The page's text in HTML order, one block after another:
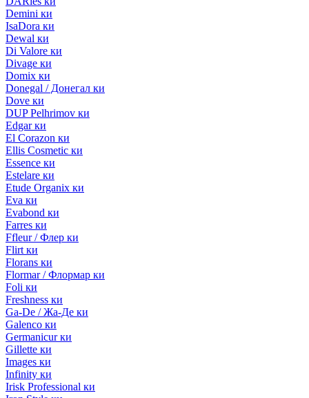
Demini ки
IsaDora ки
Dewal ки
Di Valore ки
Divage ки
Domix ки
Donegal / Донегал ки
Dove ки
DUP Pelhrimov ки
Edgar ки
El Corazon ки
Ellis Cosmetic ки
Essence ки
Estelare ки
Etude Organix ки
Eva ки
Evabond ки
Farres ки
Ffleur / Флер ки
Flirt ки
Florans ки
Flormar / Флормар ки
Foli ки
Freshness ки
Ga-De / Жа-Де ки
Galenco ки
Germanicur ки
Gillette ки
Images ки
Infinity ки
Irisk Professional ки